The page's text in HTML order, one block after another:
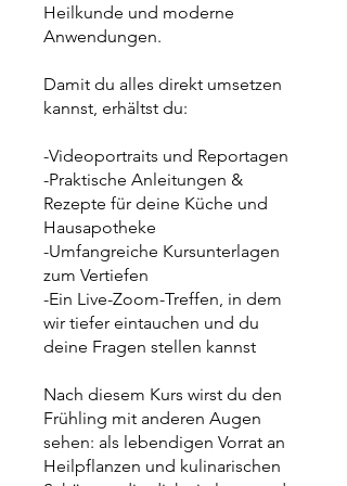
Heilkunde und moderne
Anwendungen.
Damit du alles direkt umsetzen
kannst, erhältst du:
-Videoportraits und Reportagen
-Praktische Anleitungen &
Rezepte für deine Küche und
Hausapotheke
-Umfangreiche Kursunterlagen
zum Vertiefen
-Ein Live-Zoom-Treffen, in dem
wir tiefer eintauchen und du
deine Fragen stellen kannst
Nach diesem Kurs wirst du den
Frühling mit anderen Augen
sehen: als lebendigen Vorrat an
Heilpflanzen und kulinarischen